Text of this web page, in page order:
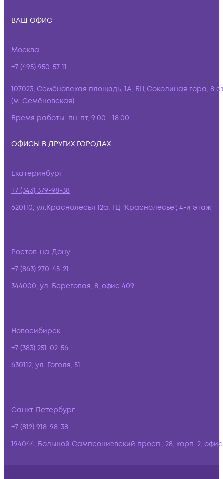
ВАШ ОФИС
Москва
+7 (495) 950-57-11
107023, Семёновская площадь, 1А, БЦ Соколиная гора, 8
(м. Семёновская)
Время работы: пн-пт, 9:00 - 18:00
ОФИСЫ В ДРУГИХ ГОРОДАХ
Екатеринбург
+7 (343) 379-98-38
620110, ул.Краснолесья 12а, ТЦ "Краснолесье", 4-й этаж
Ростов-на-Дону
+7 (863) 270-45-21
344000, ул. Береговая, 8, офис 409
Новосибирск
+7 (383) 251-02-56
630112, ул. Гоголя, 51
Санкт-Петербург
+7 (812) 918-98-38
194044, Большой Сампсониевский просп., 28, корп. 2,